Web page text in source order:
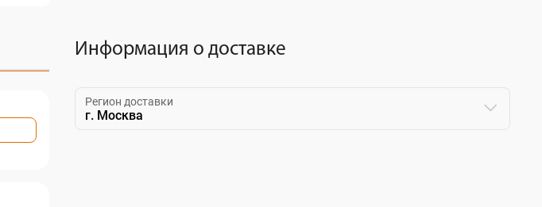
Информация о доставке
Регион доставки
г. Москва